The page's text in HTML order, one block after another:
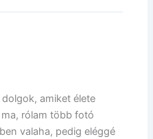
amiket élete
rólam több fotó
valaha, pedig eléggé